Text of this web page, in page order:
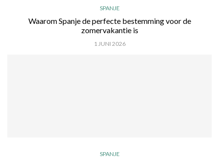
SPANJE
Waarom Spanje de perfecte bestemming voor de
zomervakantie is
1 JUNI 2026
SPANJE